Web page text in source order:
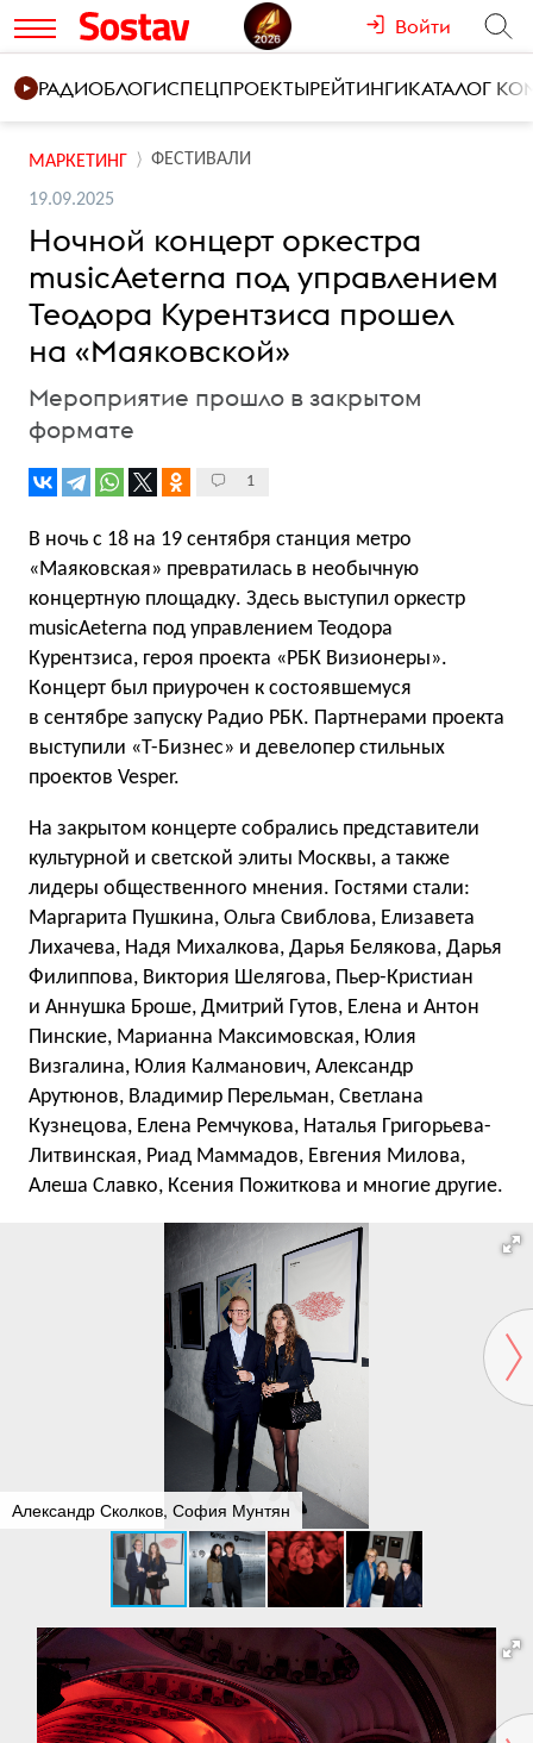
Войти
РАДИОБЛОГИСПЕЦПРОЕКТЫРЕЙТИНГИКАТАЛОГ
МАРКЕТИНГ ФЕСТИВАЛИ
19.09.2025
Ночной концерт оркестра
musicAeterna под управлением
Теодора Курентзиса прошел
на «Маяковской»
Мероприятие прошло в закрытом
формате
1
В ночь с 18 на 19 сентября станция метро
«Маяковская» превратилась в необычную
концертную площадку. Здесь выступил оркестр
musicAeterna под управлением Теодора
Курентзиса, героя проекта «РБК Визионеры».
Концерт был приурочен к состоявшемуся
в сентябре запуску Радио РБК. Партнерами проекта
выступили «Т-Бизнес» и девелопер стильных
проектов Vesper.
На закрытом концерте собрались представители
культурной и светской элиты Москвы, а также
лидеры общественного мнения. Гостями стали:
Маргарита Пушкина, Ольга Свиблова, Елизавета
Лихачева, Надя Михалкова, Дарья Белякова, Дарья
Филиппова, Виктория Шелягова, Пьер-Кристиан
и Аннушка Броше, Дмитрий Гутов, Елена и Антон
Пинские, Марианна Максимовская, Юлия
Визгалина, Юлия Калманович, Александр
Арутюнов, Владимир Перельман, Светлана
Кузнецова, Елена Ремчукова, Наталья Григорьева-
Литвинская, Риад Маммадов, Евгения Милова,
Алеша Славко, Ксения Пожиткова и многие другие.
Александр Сколков, София Мунтян